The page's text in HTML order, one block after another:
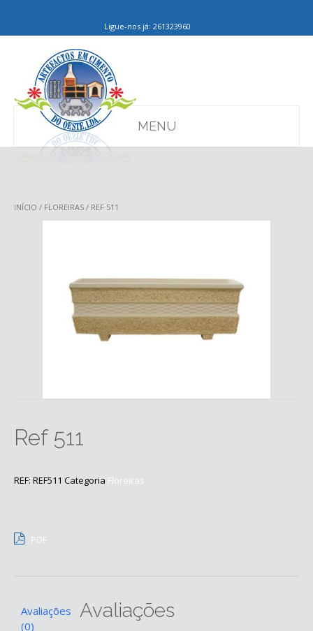
Ligue-nos já: 261323960
MENU
INÍCIO / FLOREIRAS / REF 511
Ref 511
REF: REF511 Categoria Floreiras
PDF
Avaliações
(0)
Avaliações